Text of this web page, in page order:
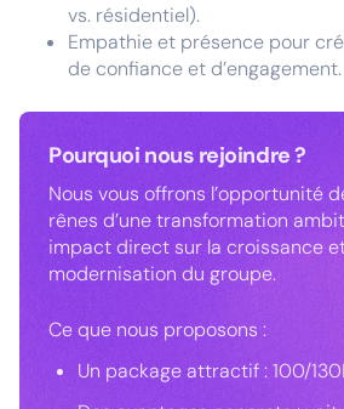
vs. résidentiel).
Empathie et présence pour
de confiance et d’engagement.
Pourquoi nous rejoindre ?
Nous vous offrons l’opportunité
rênes d’une transformation
impact direct sur la croissance
modernisation du groupe.
Ce que nous proposons :
Un package attractif : 100/